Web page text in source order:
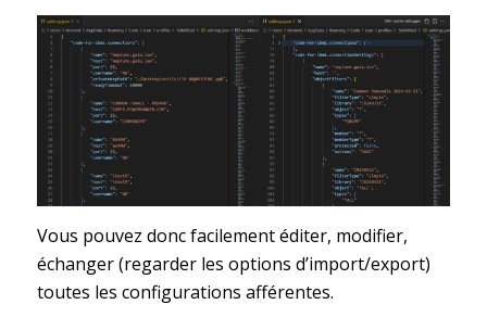
Vous pouvez donc facilement éditer, modifier,
échanger (regarder les options d’import/export)
toutes les configurations afférentes.